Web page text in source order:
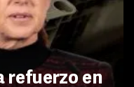
refuerzo en